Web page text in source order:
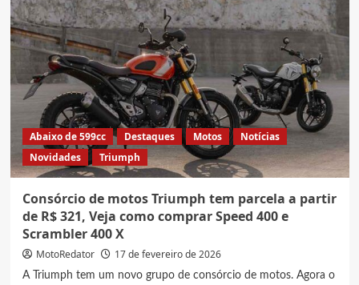
usadas
em
entregas
no
Brasil,
Veja
modelos
preferidos
para
delivery
Abaixo de 599cc Destaques Motos
Notícias
Novidades
Triumph
Consórcio de motos Triumph tem parcela a partir
de R$ 321, Veja como comprar Speed 400 e
Scrambler 400 X
MotoRedator 17 de fevereiro de 2026
A Triumph tem um novo grupo de consórcio de motos. Agora o